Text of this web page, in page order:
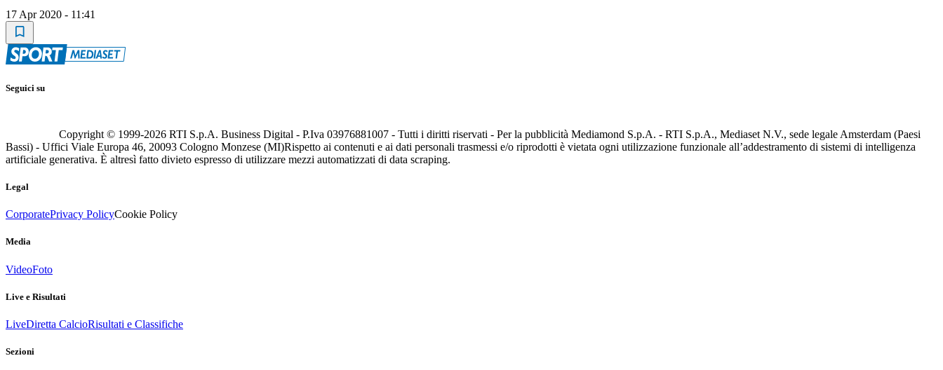
17 Apr 2020 - 11:41
Seguici su
Copyright © 1999-2026 RTI S.p.A. Business Digital - P.Iva 03976881007 - Tutti i diritti riservati - Per la pubblicità Mediamond S.p.A. - RTI S.p.A., Mediaset N.V., sede legale Amsterdam (Paesi
Bassi) - Uffici Viale Europa 46, 20093 Cologno Monzese (MI)Rispetto ai contenuti e ai dati personali trasmessi e/o riprodotti è vietata ogni utilizzazione funzionale all’addestramento di sistemi di intelligenza
artificiale generativa. È altresì fatto divieto espresso di utilizzare mezzi automatizzati di data scraping.
Legal
CorporatePrivacy PolicyCookie Policy
Media
VideoFoto
Live e Risultati
LiveDiretta CalcioRisultati e Classifiche
Sezioni